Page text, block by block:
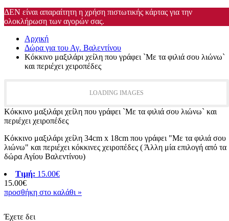
ΔΕΝ είναι απαραίτητη η χρήση πιστωτικής κάρτας για την
ολοκλήρωση των αγορών σας.
Αρχική
Δώρα για του Αγ. Βαλεντίνου
Κόκκινο μαξιλάρι χείλη που γράφει `Με τα φιλιά σου λιώνω`
και περιέχει χειροπέδες
LOADING IMAGES
Κόκκινο μαξιλάρι χείλη που γράφει `Με τα φιλιά σου λιώνω` και
περιέχει χειροπέδες
Κόκκινο μαξιλάρι χείλη 34cm x 18cm που γράφει "Με τα φιλιά σου
λιώνω" και περιέχει κόκκινες χειροπέδες ( Άλλη μία επιλογή από τα
δώρα Αγίου Βαλεντίνου)
Τιμή: 15.00€
15.00€
προσθήκη στο καλάθι »
Έχετε δει